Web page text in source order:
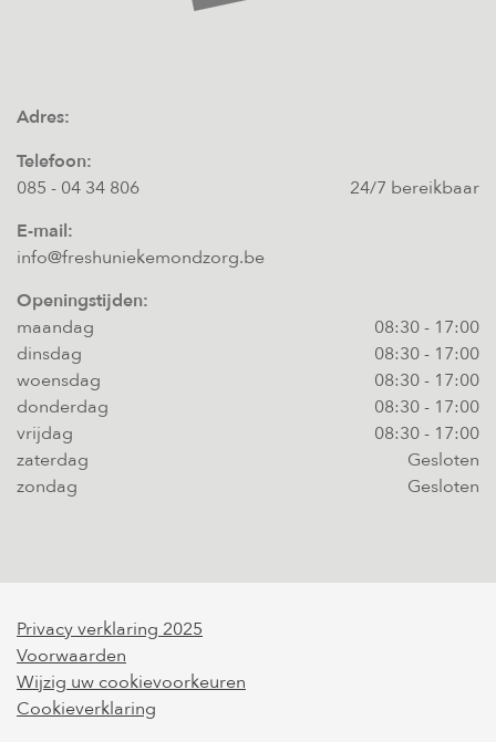
Adres:
Telefoon:
085 - 04 34 806
24/7 bereikbaar
E-mail:
info@freshuniekemondzorg.be
Openingstijden:
maandag
08:30- 17:00
dinsdag
08:30- 17:00
woensdag
08:30- 17:00
donderdag
08:30- 17:00
vrijdag
08:30- 17:00
zaterdag
Gesloten
zondag
Gesloten
Privacy verklaring 2025
Voorwaarden
Wijzig uw cookievoorkeuren
Cookieverklaring